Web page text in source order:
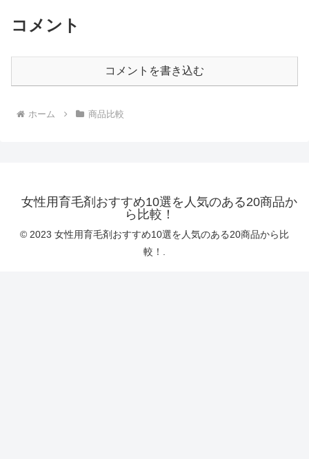
コメント
コメントを書き込む
ホーム 商品比較
女性用育毛剤おすすめ10選を人気のある20商品か
ら比較！
© 2023 女性用育毛剤おすすめ10選を人気のある20商品から比
較！.